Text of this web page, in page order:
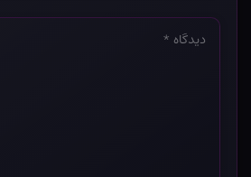
دیدگاه